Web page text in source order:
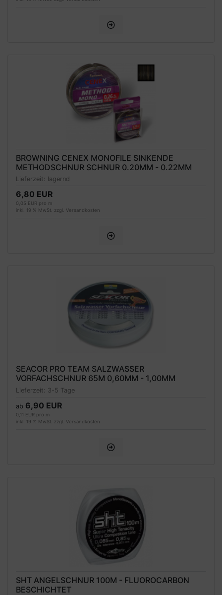
BROWNING CENEX MONOFILE SINKENDE
METHODSCHNUR SCHNUR 0.20MM - 0.22MM
150M
Lieferzeit: lagernd
6,80 EUR
0,05 EUR pro m
inkl. 19 % MwSt. zzgl. Versandkosten
SEACOR PRO TEAM SALZWASSER
VORFACHSCHNUR 65M 0,60MM - 1,00MM
Lieferzeit: 3-5 Tage
ab 6,90 EUR
0,11 EUR pro m
inkl. 19 % MwSt. zzgl. Versandkosten
SHT ANGELSCHNUR 100M - FLUOROCARBON
BESCHICHTET